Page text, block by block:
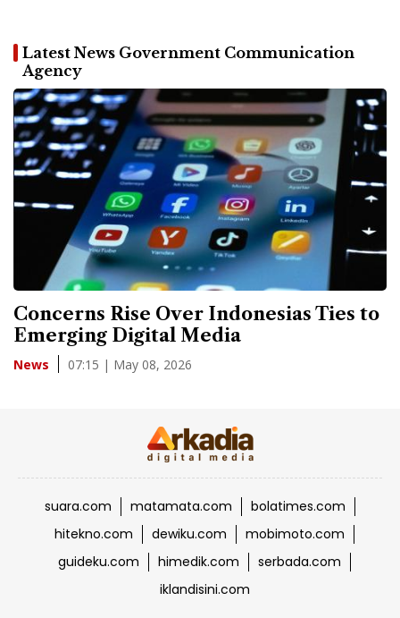
Latest News Government Communication
Agency
Concerns Rise Over Indonesias Ties to
Emerging Digital Media
News 07:15 | May 08, 2026
suara.com matamata.com
bolatimes.com
hitekno.com
dewiku.com
mobimoto.com
guideku.com
himedik.com
serbada.com
iklandisini.com